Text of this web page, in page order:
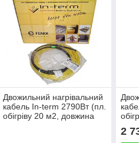
Двожильний нагрівальний
кабель In-term 2790Вт (пл.
обігріву 20 м2, довжина
2